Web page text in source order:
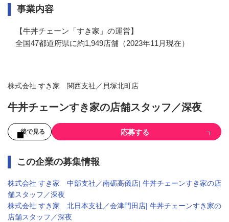
事業内容
【牛丼チェーン「すき家」の運営】
全国47都道府県に約1,949店舗（2023年11月現在）
株式会社 すき家 関西支社／貝塚北町店
牛丼チェーンすき家の店舗スタッフ／深夜
後で見る 応募する
この企業の募集情報
株式会社 すき家 中部支社／南砺高儀店| 牛丼チェーンすき家の店
舗スタッフ／深夜
株式会社 すき家 北日本支社／会津門田店| 牛丼チェーンすき家の
店舗スタッフ／深夜